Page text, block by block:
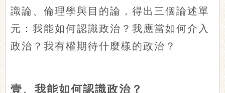
識論、倫理學與目的論，得出三個論述單
元：我能如何認識政治？我應當如何介入
政治？我有權期待什麼樣的政治？
壹、我能如何認識政治？